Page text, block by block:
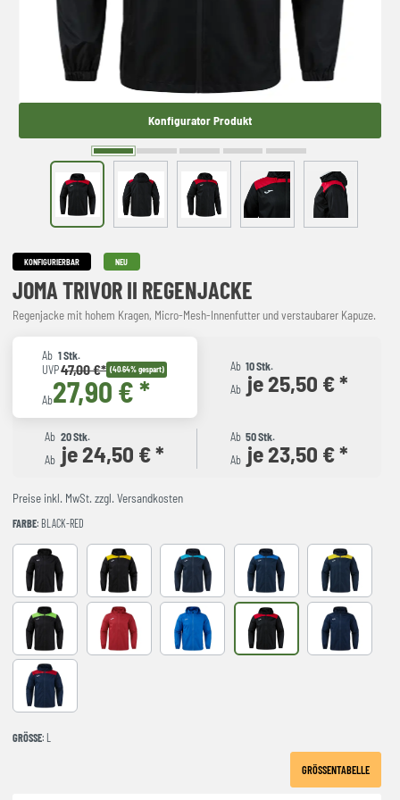
Konfigurator Produkt
KONFIGURIERBAR NEU
JOMA TRIVOR II REGENJACKE
Regenjacke mit hohem Kragen, Micro-Mesh-Innenfutter und verstaubarer Kapuze.
Ab 1 Stk.
UVP47,00 €* (40.64% gespart)
Ab27,90 € *
Ab 10 Stk.
Ab je 25,50 € *
Ab 20 Stk.
Ab je 24,50 € *
Ab 50 Stk.
Ab je 23,50 € *
Preise inkl. MwSt. zzgl. Versandkosten
FARBE: BLACK-RED
BLACK BLACK-YELLOW DARK NAVY TURQUESANAVY-ROYAL NAVY-
NEGRO-VERDE FLUOR
RED ROYAL BLACK-RED NAVY
NAVY-RED
GRÖSSE : L
GRÖSSENTABELLE